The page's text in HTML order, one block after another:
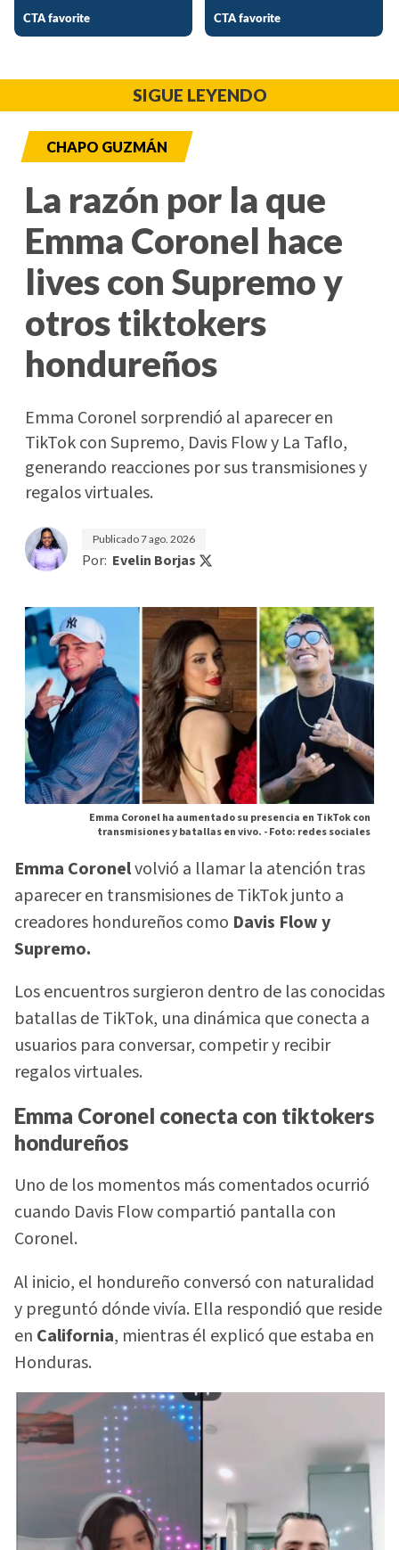
SIGUE LEYENDO
CHAPO GUZMÁN
La razón por la que
Emma Coronel hace
lives con Supremo y
otros tiktokers
hondureños
Emma Coronel sorprendió al aparecer en
TikTok con Supremo, Davis Flow y La Taflo,
generando reacciones por sus transmisiones y
regalos virtuales.
Publicado7 ago. 2026
Por: Evelin Borjas
Emma Coronel ha aumentado su presencia en TikTok con
transmisiones y batallas en vivo. -Foto: redes sociales
Emma Coronelvolvió a llamar la atención tras
aparecer en transmisiones de TikTok junto a
creadores hondureños como Davis Flow y
Supremo.
Los encuentros surgieron dentro de las conocidas
batallas de TikTok, una dinámica que conecta a
usuarios para conversar, competir y recibir
regalos virtuales.
Emma Coronel conecta con tiktokers
hondureños
Uno de los momentos más comentados ocurrió
cuando Davis Flow compartió pantalla con
Coronel.
Al inicio, el hondureño conversó con naturalidad
y preguntó dónde vivía. Ella respondió que reside
en California, mientras él explicó que estaba en
Honduras.